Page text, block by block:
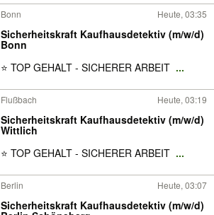
Bonn Heute, 03:35
Sicherheitskraft Kaufhausdetektiv (m/w/d)
Bonn
⭐ TOP GEHALT - SICHERER ARBEIT ...
Flußbach Heute, 03:19
Sicherheitskraft Kaufhausdetektiv (m/w/d)
Wittlich
⭐ TOP GEHALT - SICHERER ARBEIT ...
Berlin Heute, 03:07
Sicherheitskraft Kaufhausdetektiv (m/w/d)